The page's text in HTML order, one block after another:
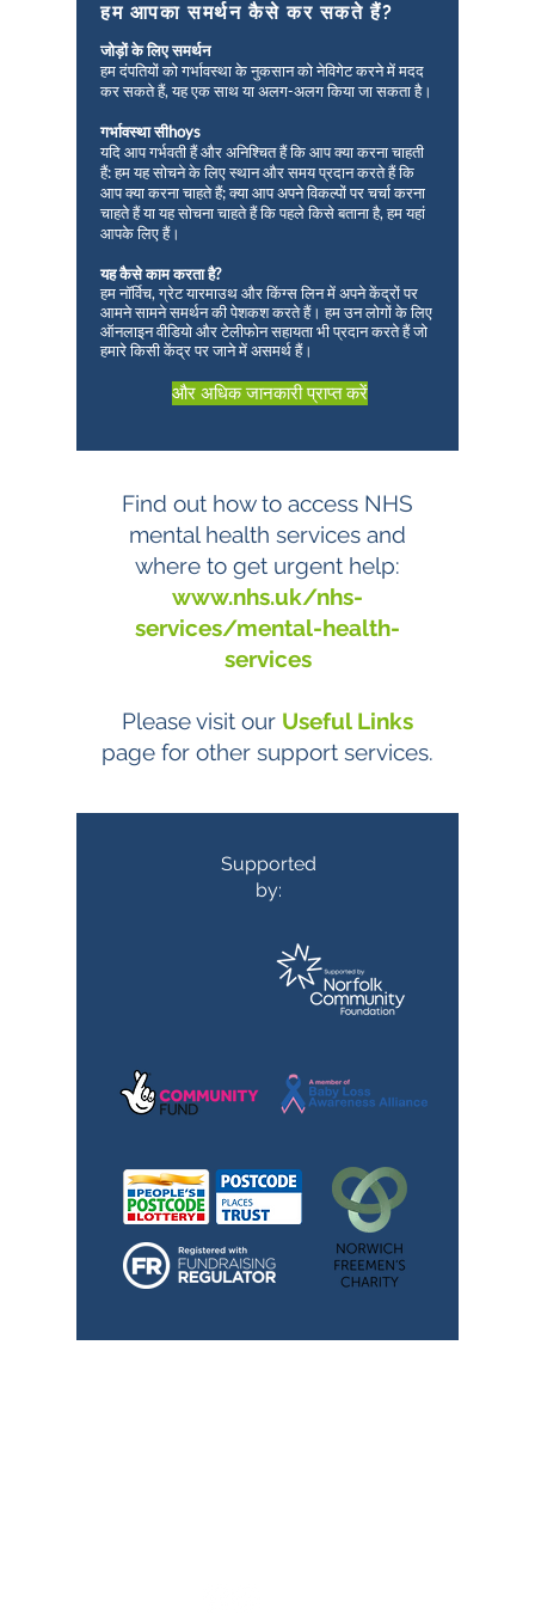
हम आपका समर्थन कैसे कर सकते हैं?
जोड़ों के लिए समर्थन
हम दंपतियों को गर्भावस्था के नुकसान को नेविगेट करने में मदद
कर सकते हैं, यह एक साथ या अलग-अलग किया जा सकता है।
गर्भावस्था सीhoys
यदि आप गर्भवती हैं और अनिश्चित हैं कि आप क्या करना चाहती
हैं: हम यह सोचने के लिए स्थान और समय प्रदान करते हैं कि
आप क्या करना चाहते हैं; क्या आप अपने विकल्पों पर चर्चा करना
चाहते हैं या यह सोचना चाहते हैं कि पहले किसे बताना है, हम यहां
आपके लिए हैं।
यह कैसे काम करता है?
हम नॉर्विच, ग्रेट यारमाउथ और किंग्स लिन में अपने केंद्रों पर
आमने सामने समर्थन की पेशकश करते हैं। हम उन लोगों के लिए
ऑनलाइन वीडियो और टेलीफोन सहायता भी प्रदान करते हैं जो
हमारे किसी केंद्र पर जाने में असमर्थ हैं।
और अधिक जानकारी प्राप्त करें
Find out how to access NHS
mental health services and
where to get urgent help:
www.nhs.uk/nhs-
services/mental-health-
services
Please visit our Useful Links
page for other support services.
Supported
by: